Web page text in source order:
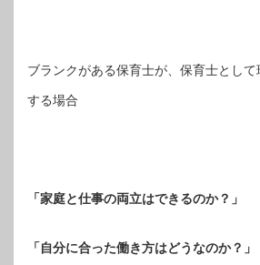
ブランクがある保育士が、保育士として
する場合
「家庭と仕事の両立はできるのか？」
「自分に合った働き方はどうなのか？」